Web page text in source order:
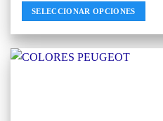
SELECCIONAR OPCIONES